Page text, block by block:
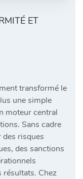
ET
transformé le
une simple
moteur central
Sans cadre
des risques
des sanctions
résultats. Chez